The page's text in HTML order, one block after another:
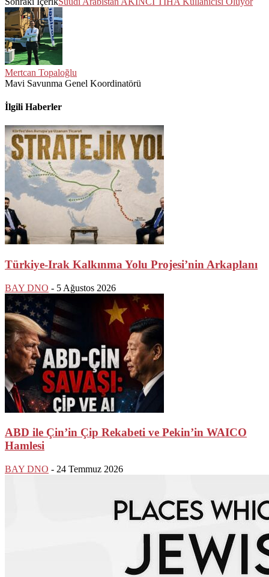
Mertcan Topaloğlu
Mavi Savunma Genel Koordinatörü
İlgili Haberler
Türkiye-Irak Kalkınma Yolu Projesi’nin Arkaplanı
BAY DNO - 5 Ağustos 2026
ABD ile Çin’in Çip Rekabeti ve Pekin’in WAICO
Hamlesi
BAY DNO - 24 Temmuz 2026